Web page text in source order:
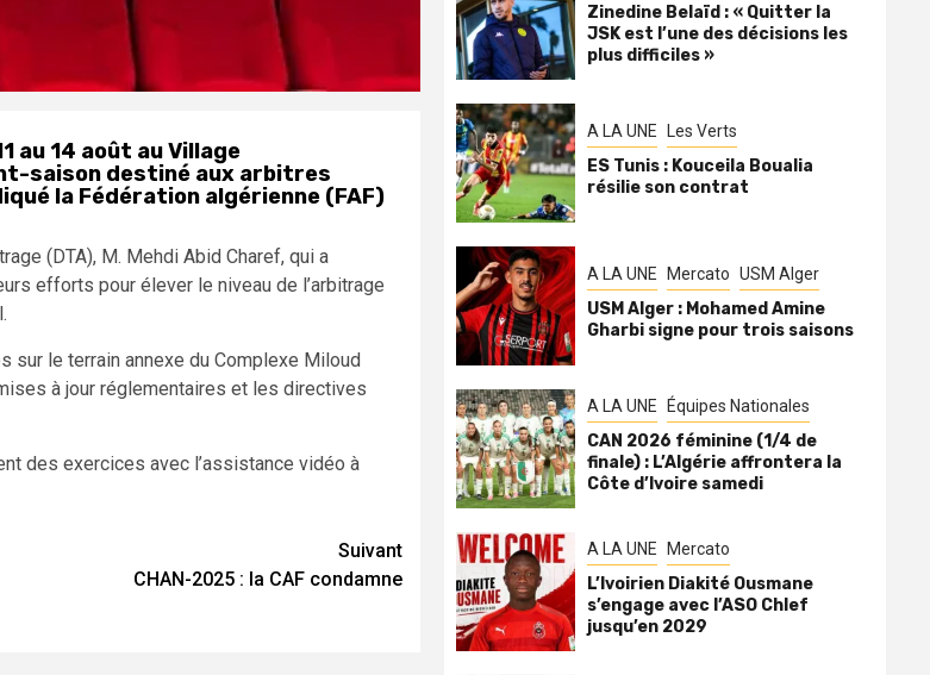
au 14 août au Village
saison destiné aux arbitres
la Fédération algérienne (FAF)
(DTA), M. Mehdi Abid Charef, qui a
efforts pour élever le niveau de l’arbitrage
sur le terrain annexe du Complexe Miloud
à jour réglementaires et les directives
des exercices avec l’assistance vidéo à
Suivant
CHAN-2025 : la CAF condamne
Zinedine Belaïd : « Quitter la
JSK est l’une des décisions les
plus difficiles »
A LA UNE Les Verts
ES Tunis : Kouceila Boualia
résilie son contrat
A LA UNE Mercato USM Alger
USM Alger : Mohamed Amine
Gharbi signe pour trois saisons
A LA UNE Équipes Nationales
CAN 2026 féminine (1/4 de
finale) : L’Algérie affrontera la
Côte d’Ivoire samedi
A LA UNE Mercato
L’Ivoirien Diakité Ousmane
s’engage avec l’ASO Chlef
jusqu’en 2029